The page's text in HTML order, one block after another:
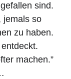
sind.
jemals so
zu haben.
machen.”